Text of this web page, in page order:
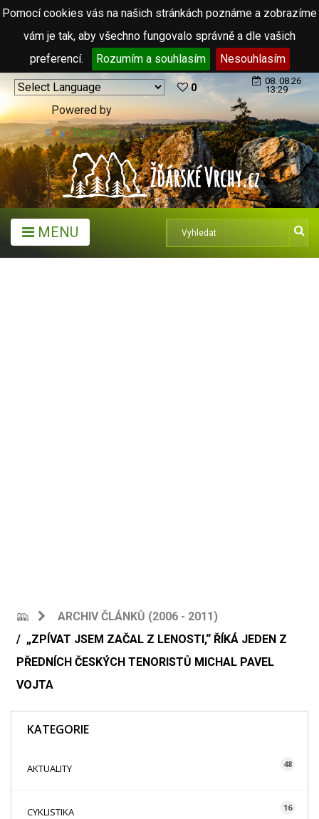
Pomocí cookies vás na našich stránkách poznáme a zobrazíme
vám je tak, aby všechno fungovalo správně a dle vašich
preferencí.
Rozumím a souhlasím Nesouhlasím
Powered by
Translate
0
08. 08.26
13:29
MENU
ARCHIV ČLÁNKŮ (2006 - 2011)
„ZPÍVAT JSEM ZAČAL Z LENOSTI,“ ŘÍKÁ JEDEN Z
PŘEDNÍCH ČESKÝCH TENORISTŮ MICHAL PAVEL
VOJTA
KATEGORIE
AKTUALITY 48
CYKLISTIKA 16